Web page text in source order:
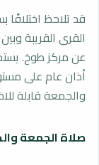
قد تلاحظ
القرى القريبة
عن مركز طوخ.
أذان عام على
والجمعة قابلة
صلاة الجمعة